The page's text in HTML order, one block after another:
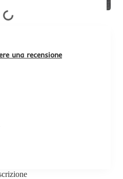
una recensione